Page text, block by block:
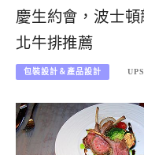
慶生約會，波士
北牛排推薦
包裝設計＆產品設計